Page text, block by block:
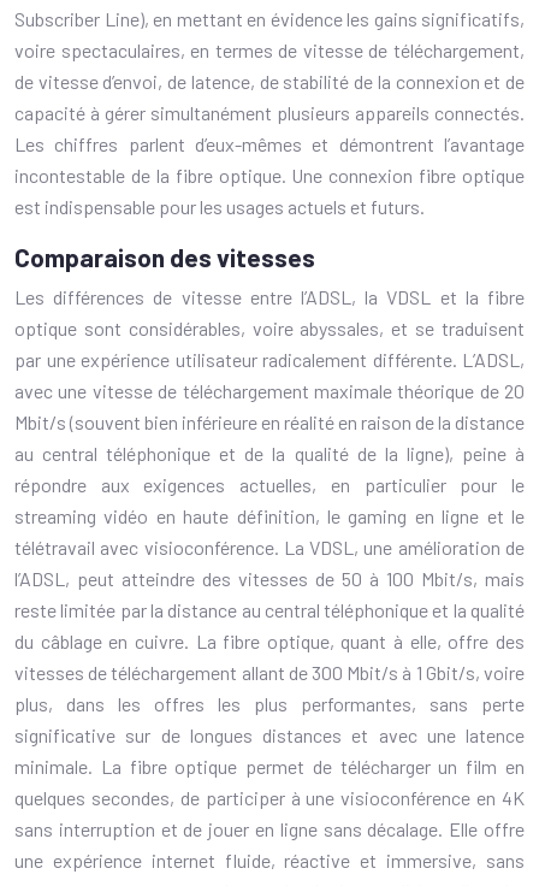
Subscriber Line), en mettant en évidence les gains significatifs,
voire spectaculaires, en termes de vitesse de téléchargement,
de vitesse d’envoi, de latence, de stabilité de la connexion et de
capacité à gérer simultanément plusieurs appareils connectés.
Les chiffres parlent d’eux-mêmes et démontrent l’avantage
incontestable de la fibre optique. Une connexion fibre optique
est indispensable pour les usages actuels et futurs.
Comparaison des vitesses
Les différences de vitesse entre l’ADSL, la VDSL et la fibre
optique sont considérables, voire abyssales, et se traduisent
par une expérience utilisateur radicalement différente. L’ADSL,
avec une vitesse de téléchargement maximale théorique de 20
Mbit/s (souvent bien inférieure en réalité en raison de la distance
au central téléphonique et de la qualité de la ligne), peine à
répondre aux exigences actuelles, en particulier pour le
streaming vidéo en haute définition, le gaming en ligne et le
télétravail avec visioconférence. La VDSL, une amélioration de
l’ADSL, peut atteindre des vitesses de 50 à 100 Mbit/s, mais
reste limitée par la distance au central téléphonique et la qualité
du câblage en cuivre. La fibre optique, quant à elle, offre des
vitesses de téléchargement allant de 300 Mbit/s à 1 Gbit/s, voire
plus, dans les offres les plus performantes, sans perte
significative sur de longues distances et avec une latence
minimale. La fibre optique permet de télécharger un film en
quelques secondes, de participer à une visioconférence en 4K
sans interruption et de jouer en ligne sans décalage. Elle offre
une expérience internet fluide, réactive et immersive, sans